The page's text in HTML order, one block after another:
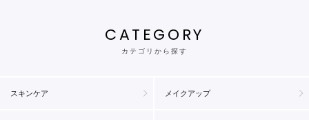
CATEGORY
カテゴリから探す
スキンケア メイクアップ